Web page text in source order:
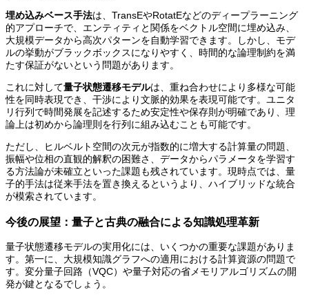
埋め込みベース手法は、TransEやRotatEなどのディープラーニング
的アプローチで、エンティティと関係をベクトル空間に埋め込み、
大規模データから高次パターンを自動学習できます。しかし、モデ
ルの挙動がブラックボックスになりやすく、時間的な論理制約を満
たす保証がないという問題があります。
これに対して量子状態遷移モデルは、重ね合わせにより多様な可能
性を同時表現でき、干渉により文脈的効果を表現可能です。ユニタ
リ行列で時間発展を記述するため安定性や保存則が明確であり、理
論上は初めから論理則を行列に組み込むことも可能です。
ただし、ヒルベルト空間の次元が指数的に増大する計算量の問題、
振幅や位相の直観的解釈の困難さ、データからパラメータを学習す
る方法論が未確立といった課題も残されています。現時点では、量
子的手法は従来手法を置き換えるというより、ハイブリッドな統合
が模索されています。
今後の展望：量子と古典の融合による知識処理革新
量子状態遷移モデルの実用化には、いくつかの重要な課題がありま
す。第一に、大規模知識グラフへの適用における計算資源の問題で
す。変分量子回路（VQC）や量子対応の省メモリアルゴリズムの開
発が鍵となるでしょう。